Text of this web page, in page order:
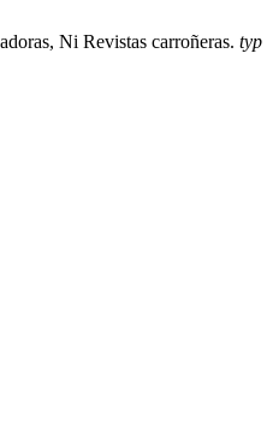
Ni Revistas carroñeras. typ